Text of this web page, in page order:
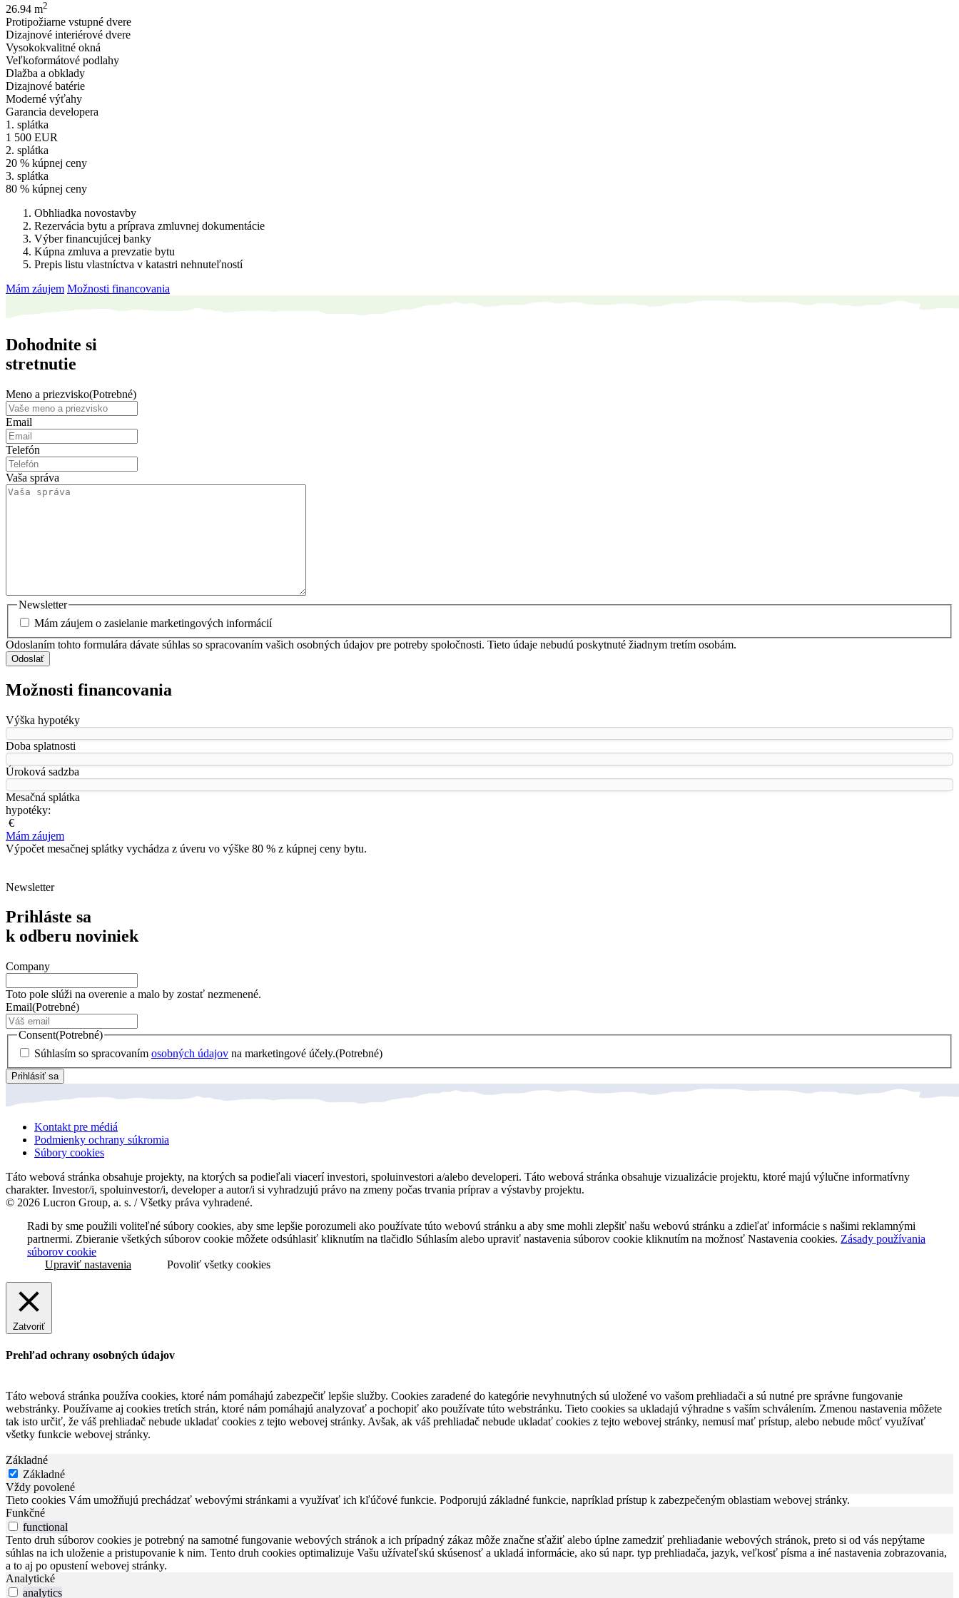
26.94 m2
Protipožiarne vstupné dvere
Dizajnové interiérové dvere
Vysokokvalitné okná
Veľkoformátové podlahy
Dlažba a obklady
Dizajnové batérie
Moderné výťahy
Garancia developera
1. splátka
1 500 EUR
2. splátka
20 % kúpnej ceny
3. splátka
80 % kúpnej ceny
Obhliadka novostavby
Rezervácia bytu a príprava zmluvnej dokumentácie
Výber financujúcej banky
Kúpna zmluva a prevzatie bytu
Prepis listu vlastníctva v katastri nehnuteľností
Mám záujem Možnosti financovania
Dohodnite si
stretnutie
Meno a priezvisko(Potrebné)
Email
Telefón
Vaša správa
Newsletter
Mám záujem o zasielanie marketingových informácií
Odoslaním tohto formulára dávate súhlas so spracovaním vašich osobných údajov pre potreby spoločnosti. Tieto údaje nebudú poskytnuté žiadnym tretím osobám.
Odoslať
Možnosti financovania
Výška hypotéky
Doba splatnosti
Úroková sadzba
Mesačná splátka
hypotéky:
€
Mám záujem
Výpočet mesačnej splátky vychádza z úveru vo výške 80 % z kúpnej ceny bytu.
Newsletter
Prihláste sa
k odberu noviniek
Company
Toto pole slúži na overenie a malo by zostať nezmenené.
Email(Potrebné)
Consent(Potrebné)
Súhlasím so spracovaním osobných údajov na marketingové účely.(Potrebné)
Prihlásiť sa
Kontakt pre médiá
Podmienky ochrany súkromia
Súbory cookies
Táto webová stránka obsahuje projekty, na ktorých sa podieľali viacerí investori, spoluinvestori a/alebo developeri. Táto webová stránka obsahuje vizualizácie projektu, ktoré majú výlučne informatívny
charakter. Investor/i, spoluinvestor/i, developer a autor/i si vyhradzujú právo na zmeny počas trvania príprav a výstavby projektu.
© 2026 Lucron Group, a. s. / Všetky práva vyhradené.
Radi by sme použili voliteľné súbory cookies, aby sme lepšie porozumeli ako používate túto webovú stránku a aby sme mohli zlepšiť našu webovú stránku a zdieľať informácie s našimi reklamnými
partnermi. Zbieranie všetkých súborov cookie môžete odsúhlasiť kliknutím na tlačidlo Súhlasím alebo upraviť nastavenia súborov cookie kliknutím na možnosť Nastavenia cookies. Zásady používania
súborov cookie
Upraviť nastavenia
Povoliť všetky cookies
Zatvoriť
Prehľad ochrany osobných údajov
Táto webová stránka používa cookies, ktoré nám pomáhajú zabezpečiť lepšie služby. Cookies zaradené do kategórie nevyhnutných sú uložené vo vašom prehliadači a sú nutné pre správne fungovanie
webstránky. Používame aj cookies tretích strán, ktoré nám pomáhajú analyzovať a pochopiť ako používate túto webstránku. Tieto cookies sa ukladajú výhradne s vaším schválením. Zmenou nastavenia môžete
tak isto určiť, že váš prehliadač nebude ukladať cookies z tejto webovej stránky. Avšak, ak váš prehliadač nebude ukladať cookies z tejto webovej stránky, nemusí mať prístup, alebo nebude môcť využívať
všetky funkcie webovej stránky.
Základné
Základné
Vždy povolené
Tieto cookies Vám umožňujú prechádzať webovými stránkami a využívať ich kľúčové funkcie. Podporujú základné funkcie, napríklad prístup k zabezpečeným oblastiam webovej stránky.
Funkčné
functional
Tento druh súborov cookies je potrebný na samotné fungovanie webových stránok a ich prípadný zákaz môže značne sťažiť alebo úplne zamedziť prehliadanie webových stránok, preto si od vás nepýtame
súhlas na ich uloženie a pristupovanie k nim. Tento druh cookies optimalizuje Vašu užívateľskú skúsenosť a ukladá informácie, ako sú napr. typ prehliadača, jazyk, veľkosť písma a iné nastavenia zobrazovania,
a to aj po opustení webovej stránky.
Analytické
analytics